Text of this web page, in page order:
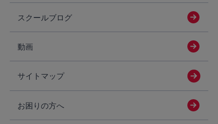
スクールブログ
動画
サイトマップ
お困りの方へ